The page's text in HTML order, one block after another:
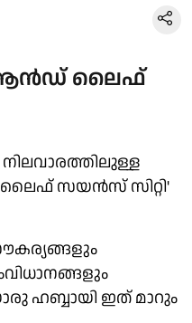
ആൻഡ് ലൈഫ്
സയൻസ് സിറ്റി'
ഹബ്ബായി ഇത് മാറും